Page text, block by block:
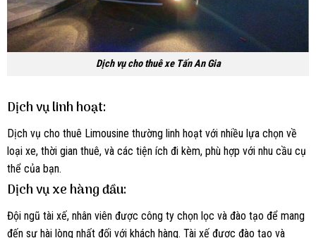
Dịch vụ cho thuê xe Tấn An Gia
Dịch vụ linh hoạt:
Dịch vụ cho thuê Limousine thường linh hoạt với nhiều lựa chọn về
loại xe, thời gian thuê, và các tiện ích đi kèm, phù hợp với nhu cầu cụ
thể của bạn.
Dịch vụ xe hàng đầu:
Đội ngũ tài xế, nhân viên được công ty chọn lọc và đào tạo để mang
đến sự hài lòng nhất đối với khách hàng. Tài xế được đào tạo và